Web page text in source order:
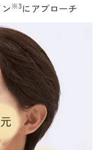
※3にアプローチ